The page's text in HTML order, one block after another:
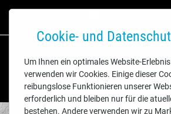
Cookie- und
Um Ihnen ein optimales Website-
verwenden wir Cookies. Einige dieser
reibungslose Funktionieren unserer
erforderlich und bleiben nur für die
bestehen. Andere verwenden wir zu
04421 992333 buero@anue-